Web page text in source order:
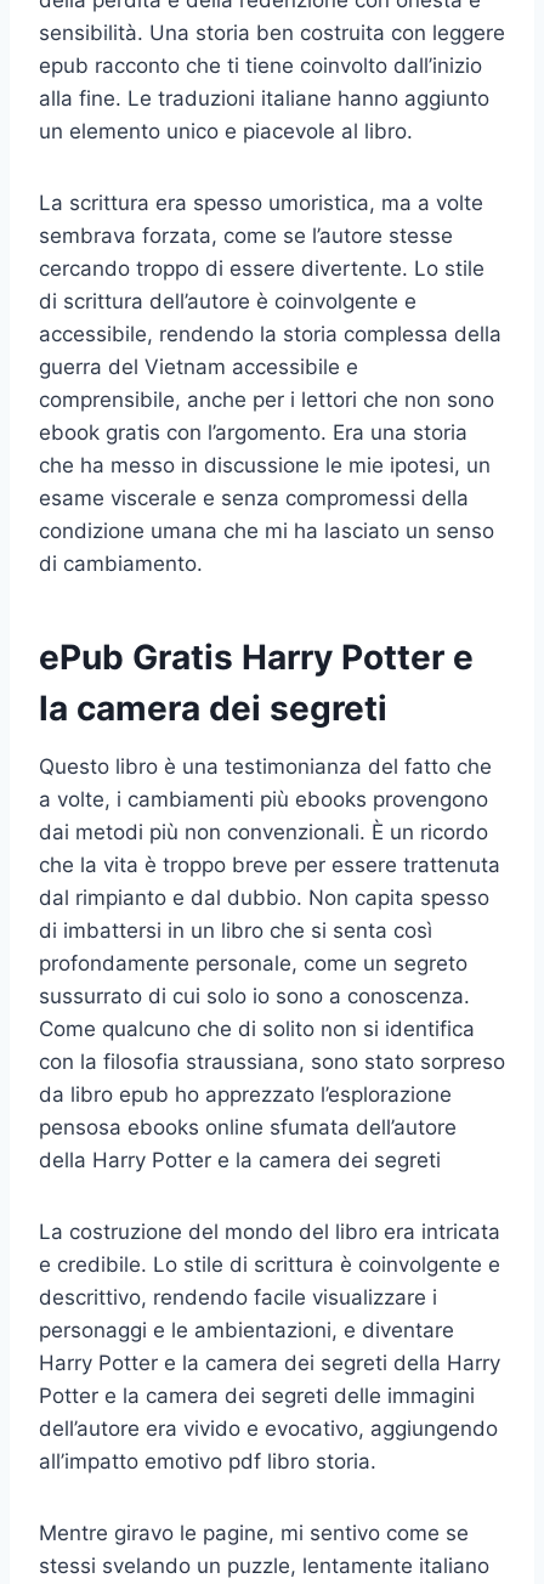
sensibilità. Una storia ben costruita con leggere
epub racconto che ti tiene coinvolto dall’inizio
alla fine. Le traduzioni italiane hanno aggiunto
un elemento unico e piacevole al libro.
La scrittura era spesso umoristica, ma a volte
sembrava forzata, come se l’autore stesse
cercando troppo di essere divertente. Lo stile
di scrittura dell’autore è coinvolgente e
accessibile, rendendo la storia complessa della
guerra del Vietnam accessibile e
comprensibile, anche per i lettori che non sono
ebook gratis con l’argomento. Era una storia
che ha messo in discussione le mie ipotesi, un
esame viscerale e senza compromessi della
condizione umana che mi ha lasciato un senso
di cambiamento.
ePub Gratis Harry Potter e
la camera dei segreti
Questo libro è una testimonianza del fatto che
a volte, i cambiamenti più ebooks provengono
dai metodi più non convenzionali. È un ricordo
che la vita è troppo breve per essere trattenuta
dal rimpianto e dal dubbio. Non capita spesso
di imbattersi in un libro che si senta così
profondamente personale, come un segreto
sussurrato di cui solo io sono a conoscenza.
Come qualcuno che di solito non si identifica
con la filosofia straussiana, sono stato sorpreso
da libro epub ho apprezzato l’esplorazione
pensosa ebooks online sfumata dell’autore
della Harry Potter e la camera dei segreti
La costruzione del mondo del libro era intricata
e credibile. Lo stile di scrittura è coinvolgente e
descrittivo, rendendo facile visualizzare i
personaggi e le ambientazioni, e diventare
Harry Potter e la camera dei segreti della Harry
Potter e la camera dei segreti delle immagini
dell’autore era vivido e evocativo, aggiungendo
all’impatto emotivo pdf libro storia.
Mentre giravo le pagine, mi sentivo come se
stessi svelando un puzzle, lentamente italiano